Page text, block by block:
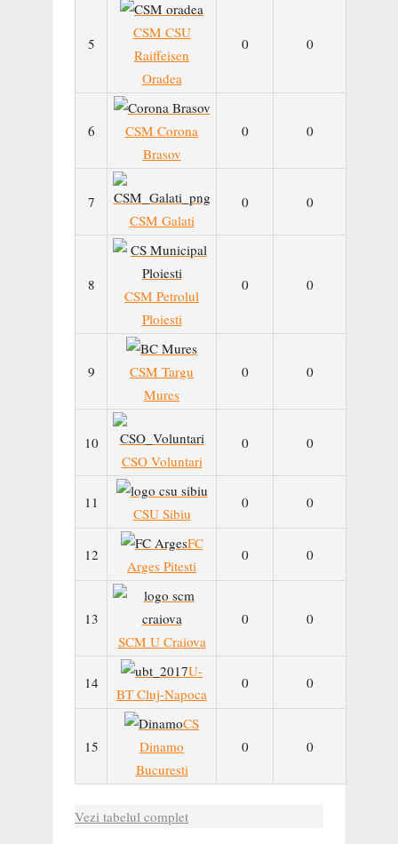
5
CSM CSU
Raiffeisen
Oradea
0 0
6
CSM Corona
Brasov
0 0
7
CSM Galati
0 0
8
CSM Petrolul
Ploiesti
0 0
9
CSM Targu
Mures
0 0
10
CSO Voluntari
0 0
11
CSU Sibiu
0 0
12
FC
Arges Pitesti
0 0
13
SCM U Craiova
0 0
14
U-
BT Cluj-Napoca
0 0
15
CS
Dinamo
Bucuresti
0 0
Vezi tabelul complet